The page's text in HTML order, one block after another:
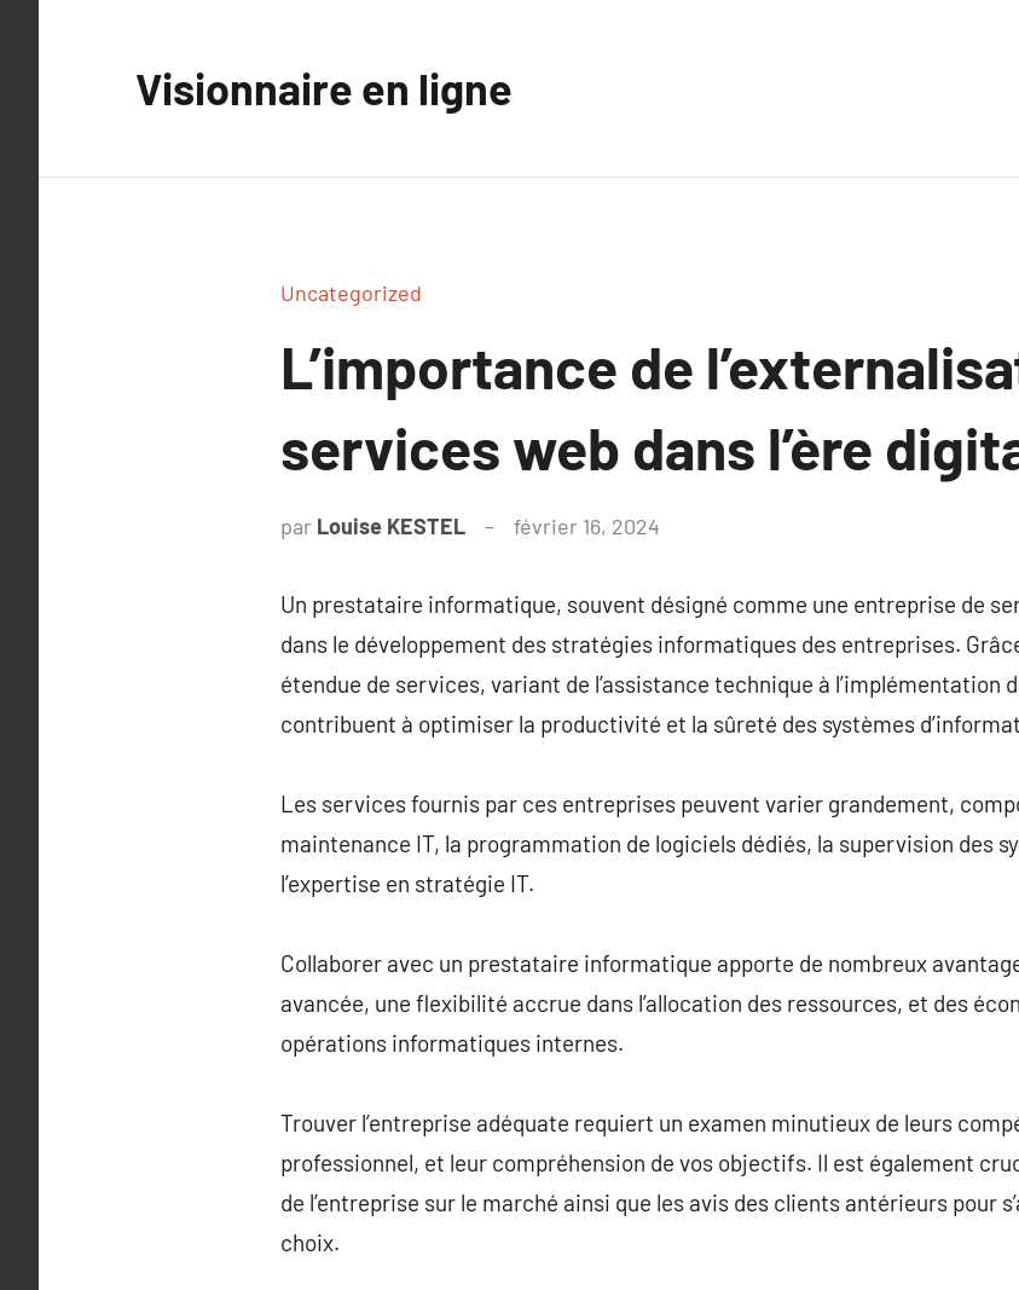
Visionnaire en ligne
Uncategorized
L’importance de
services web dans l’ère
par Louise KESTEL février 16, 2024
Un prestataire informatique, souvent désigné comme une entreprise de
dans le développement des stratégies informatiques des entreprises.
étendue de services, variant de l’assistance technique à l’implémentation
contribuent à optimiser la productivité et la sûreté des systèmes
Les services fournis par ces entreprises peuvent varier grandement,
maintenance IT, la programmation de logiciels dédiés, la supervision des
l’expertise en stratégie IT.
Collaborer avec un prestataire informatique apporte de nombreux
avancée, une flexibilité accrue dans l’allocation des ressources, et des
opérations informatiques internes.
Trouver l’entreprise adéquate requiert un examen minutieux de leurs
professionnel, et leur compréhension de vos objectifs. Il est également
de l’entreprise sur le marché ainsi que les avis des clients antérieurs pour
choix.